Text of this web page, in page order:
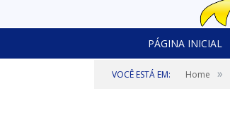
PÁGINA INICIAL
VOCÊ ESTÁ EM: Home »